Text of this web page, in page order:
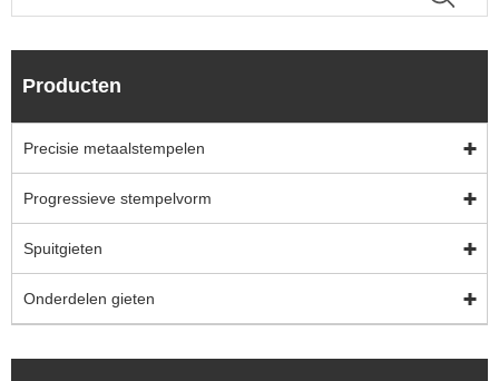
Producten
Precisie metaalstempelen
Progressieve stempelvorm
Spuitgieten
Onderdelen gieten